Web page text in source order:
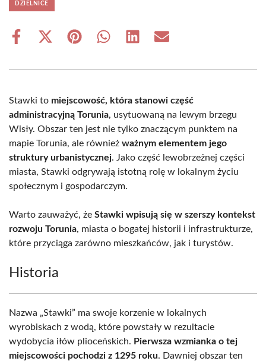
DZIELNICE
Share
Share
(Twitter)
Share Share Share Share
Stawki to miejscowość, która stanowi część
administracyjną Torunia, usytuowaną na lewym brzegu
Wisły. Obszar ten jest nie tylko znaczącym punktem na
mapie Torunia, ale również ważnym elementem jego
struktury urbanistycznej. Jako część lewobrzeżnej części
miasta, Stawki odgrywają istotną rolę w lokalnym życiu
społecznym i gospodarczym.
Warto zauważyć, że Stawki wpisują się w szerszy kontekst
rozwoju Torunia, miasta o bogatej historii i infrastrukturze,
które przyciąga zarówno mieszkańców, jak i turystów.
Historia
Nazwa „Stawki” ma swoje korzenie w lokalnych
wyrobiskach z wodą, które powstały w rezultacie
wydobycia iłów plioceńskich. Pierwsza wzmianka o tej
miejscowości pochodzi z 1295 roku. Dawniej obszar ten